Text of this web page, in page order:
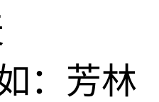
：芳林